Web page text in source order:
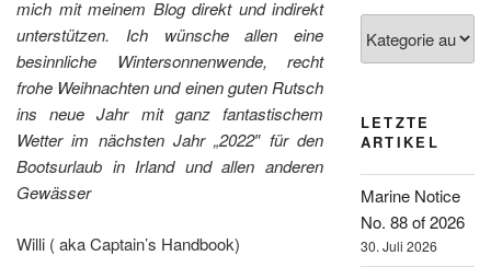
mich mit meinem Blog direkt und indirekt
unterstützen. Ich wünsche allen eine
besinnliche Wintersonnenwende, recht
frohe Weihnachten und einen guten Rutsch
ins neue Jahr mit ganz fantastischem
Wetter im nächsten Jahr „2022″ für den
Bootsurlaub in Irland und allen anderen
Gewässer
Willi ( aka Captain’s Handbook)
LETZTE
ARTIKEL
Marine Notice
No. 88 of 2026
30. Juli 2026